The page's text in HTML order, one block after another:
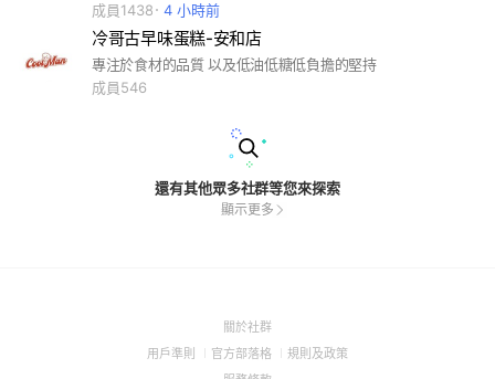
成員1438
4 小時前
冷哥古早味蛋糕-安和店
專注於食材的品質 以及低油低糖低負擔的堅持
成員546
還有其他眾多社群等您來探索
顯示更多
關於社群(Open
用戶準則
(Open
官方部落格
(Open
規則及政策(Open